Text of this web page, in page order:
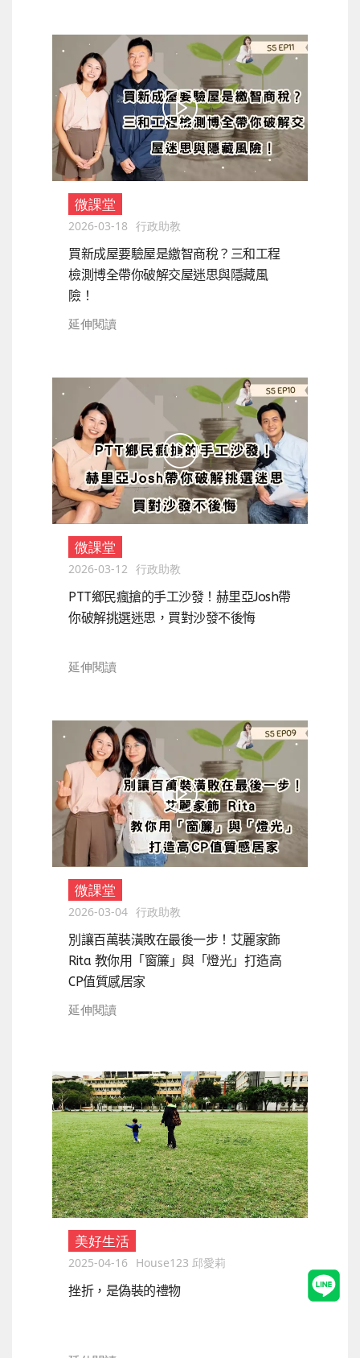
微課堂
2026-03-18 行政助教
買新成屋要驗屋是繳智商稅？三和工程
檢測博全帶你破解交屋迷思與隱藏風
險！
延伸閱讀
微課堂
2026-03-12 行政助教
PTT鄉民瘋搶的手工沙發！赫里亞Josh帶
你破解挑選迷思，買對沙發不後悔
延伸閱讀
微課堂
2026-03-04 行政助教
別讓百萬裝潢敗在最後一步！艾麗家飾
Rita 教你用「窗簾」與「燈光」打造高
CP值質感居家
延伸閱讀
美好生活
2025-04-16
House123 邱愛莉
挫折，是偽裝的禮物